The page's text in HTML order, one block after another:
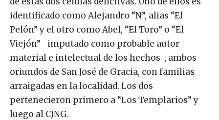
identificado como Alejandro “N”, alias “El
Pelón” y el otro como Abel, “El Toro” o “El
Viejón” -imputado como probable autor
material e intelectual de los hechos-, ambos
oriundos de San José de Gracia, con familias
arraigadas en la localidad. Los dos
pertenecieron primero a “Los Templarios” y
luego al CJNG.